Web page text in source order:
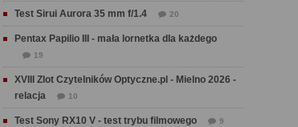
Test Sirui Aurora 35 mm f/1.4 20
Pentax Papilio III - mała lornetka dla każdego
19
XVIII Zlot Czytelników Optyczne.pl - Mielno 2026 -
relacja
10
Test Sony RX10 V - test trybu filmowego 9